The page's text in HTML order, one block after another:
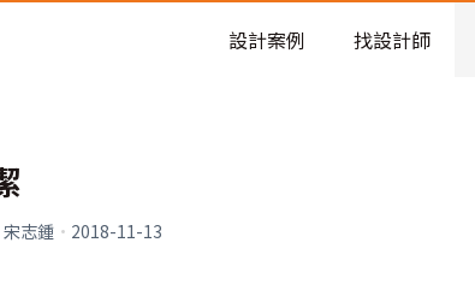
老屋預算分
設計案例 找設計師
志鍾 · 2018-11-13